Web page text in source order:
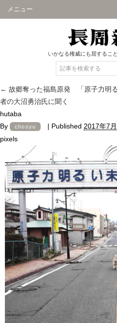
メニュー
いかなる権威にも屈するこ
← 故郷奪った福島原発 「原子力明
者の大沼勇治氏に聞く
hutaba
By
chosyu | Published 2017年7
pixels